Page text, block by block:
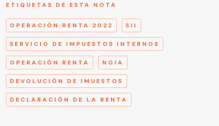
ETIQUETAS DE ESTA NOTA
OPERACIÓN RENTA 2022 SII
SERVICIO DE IMPUESTOS INTERNOS
OPERACIÓN RENTA NOIA
DEVOLUCIÓN DE IMUESTOS
DECLARACIÓN DE LA RENTA